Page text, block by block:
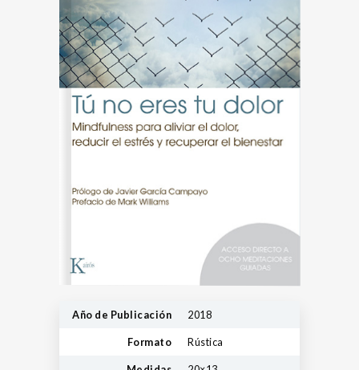
Año de Publicación 2018
Formato Rústica